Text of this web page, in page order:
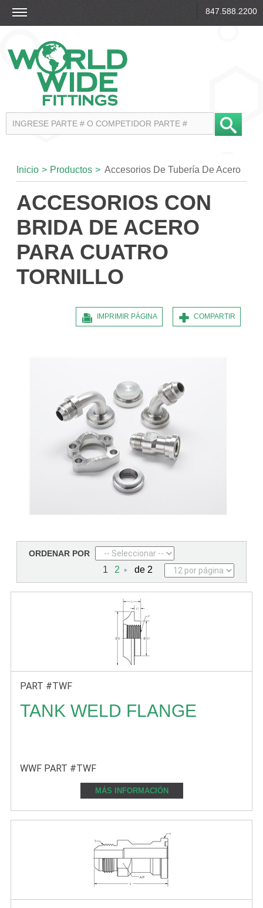
847.588.2200
Inicio > Productos > Accesorios De Tubería De Acero
ACCESORIOS CON
BRIDA DE ACERO
PARA CUATRO
TORNILLO
COMPARTIR
IMPRIMIR PÁGINA
ORDENAR POR
1 2 de 2
PART #TWF
TANK WELD FLANGE
WWF PART #TWF
MÁS INFORMACIÓN